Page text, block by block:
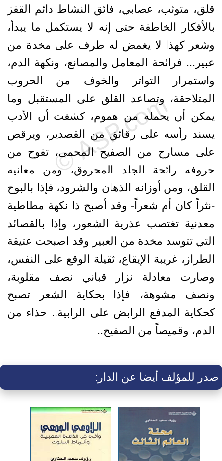
قلق، متوثب، عصابي، فائق النشاط دائم القفز
بالأفكار الخاطفة حتى إنه لا يستكمل ما يبدأ،
وشعر كهذا لا يغمض له طرف على مخدة من
عبير... فرائحة المعامل والمصانع، ونكهة الدم،
واستمرار التواتر والخوف من الحروب
المتلاحقة، وتصاعد القلق على المستقبل وما
يمكن أن يحمله من هموم، كشفت أن الأدب
يسند رأسه على رقائق من القصدير، ويرقص
على مسارح من الصفيح المحمى، تفوح من
حروفه رائحة الجلد المحروق، ومن معانيه
القلق، ومن أوزانه الذهان والشرود، فإذا بالبوح
-نثراً كان أم شعراً- وقد أصبح ذا نكهة مطاطية
معدنية تغتصب عذرية الشعور، وإذا بالقصائد
التي تتوسد مخدة من العبير وقد اصبحت عتيقة
الطراز، غريبة الإيقاع، ثقيلة الوقع على النفس،
وصارت معادلة نزار قباني نصف مقلوبة،
ونصف مشوهة، فإذا بحكاية الشعر تصبح
كحكاية المدفع الرابض على الرابية.. حذاء من
الدم، وقميصاً من الصفيح..
صدر للمؤلف أيضا عن الدار: